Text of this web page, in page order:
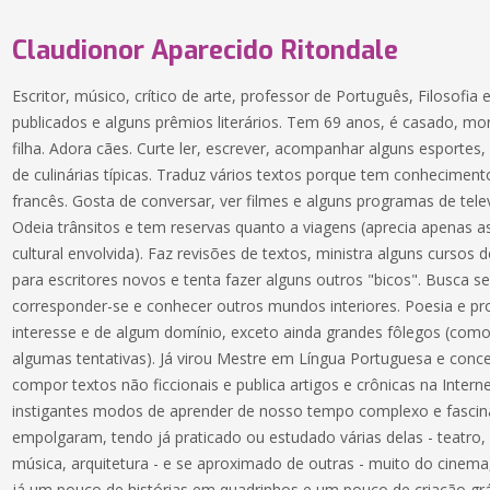
Claudionor Aparecido Ritondale
Escritor, músico, crítico de arte, professor de Português, Filosofia
publicados e alguns prêmios literários. Tem 69 anos, é casado,
filha. Adora cães. Curte ler, escrever, acompanhar alguns
de culinárias típicas. Traduz vários textos porque tem
francês. Gosta de conversar, ver filmes e alguns programas de
Odeia trânsitos e tem reservas quanto a viagens (aprecia apenas
cultural envolvida). Faz revisões de textos, ministra alguns cursos
para escritores novos e tenta fazer alguns outros "bicos". Busca
corresponder-se e conhecer outros mundos interiores. Poesia e
interesse e de algum domínio, exceto ainda grandes fôlegos
algumas tentativas). Já virou Mestre em Língua Portuguesa e
compor textos não ficcionais e publica artigos e crônicas na
instigantes modos de aprender de nosso tempo complexo e
empolgaram, tendo já praticado ou estudado várias delas -
música, arquitetura - e se aproximado de outras - muito do